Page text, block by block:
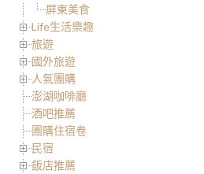
屏東美食
Life生活樂趣
旅遊
國外旅遊
人氣團購
澎湖咖啡廳
酒吧推薦
團購住宿卷
民宿
飯店推薦